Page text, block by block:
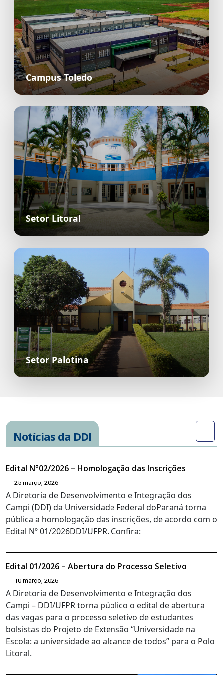
Campus Toledo
Setor Litoral
Setor Palotina
Notícias da DDI
Edital N°02/2026 – Homologação das Inscrições
25 março, 2026
A Diretoria de Desenvolvimento e Integração dos
Campi (DDI) da Universidade Federal doParaná torna
pública a homologação das inscrições, de acordo com o
Edital Nº 01/2026DDI/UFPR. Confira:
Edital 01/2026 – Abertura do Processo Seletivo
10 março, 2026
A Diretoria de Desenvolvimento e Integração dos
Campi – DDI/UFPR torna público o edital de abertura
das vagas para o processo seletivo de estudantes
bolsistas do Projeto de Extensão “Universidade na
Escola: a universidade ao alcance de todos” para o Polo
Litoral.